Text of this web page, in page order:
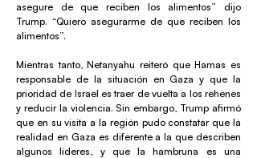
asegure de que reciben los alimentos” dijo
Trump. “Quiero asegurarme de que reciben los
alimentos”.
Mientras tanto, Netanyahu reiteró que Hamas es
responsable de la situación en Gaza y que la
prioridad de Israel es traer de vuelta a los rehenes
y reducir la violencia. Sin embargo, Trump afirmó
que en su visita a la región pudo constatar que la
realidad en Gaza es diferente a la que describen
algunos líderes, y que la hambruna es una